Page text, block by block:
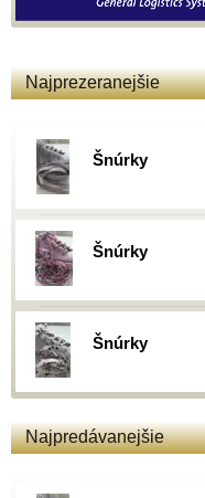
Najprezeranejšie
Šnúrky
Šnúrky
Šnúrky
Najpredávanejšie